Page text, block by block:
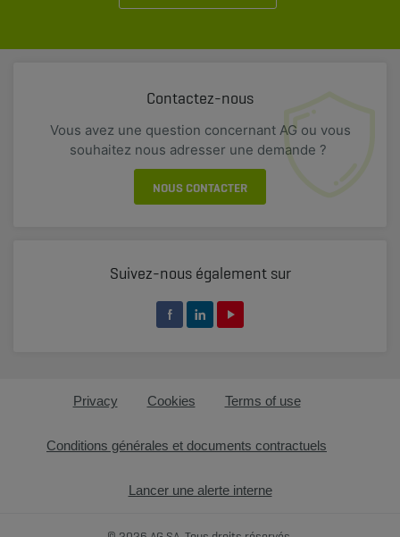
Contactez-nous
Vous avez une question concernant AG ou vous
souhaitez nous adresser une demande ?
NOUS CONTACTER
Suivez-nous également sur
Privacy Cookies Terms of use
Conditions générales et documents contractuels
Lancer une alerte interne